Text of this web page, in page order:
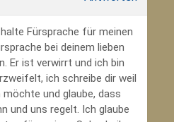
Fürsprache für meinen
bei deinem lieben
Er ist verwirrt und ich bin
ich schreibe dir weil
möchte und glaube, dass
und uns regelt. Ich glaube